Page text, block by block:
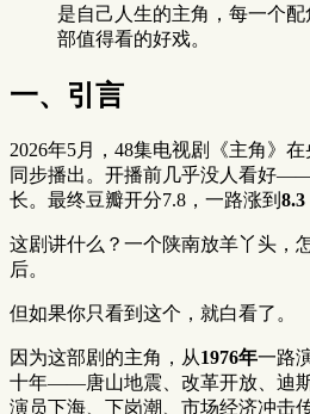
是自己人生的主角，每一个
部值得看的好戏。
一、引言
2026年5月，48集电视剧《主角》
同步播出。开播前几乎没人看好
长。最终豆瓣开分7.8，一路涨到 8.3
这剧讲什么？一个陕南放羊丫头，
后。
但如果你只看到这个，就白看了。
因为这部剧的主角，从1976年一路
十年——唐山地震、改革开放、迪斯
演员下海、下岗潮、市场经济冲